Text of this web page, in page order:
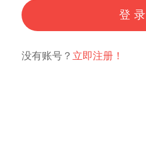
登录
没有账号？ 立即注册！